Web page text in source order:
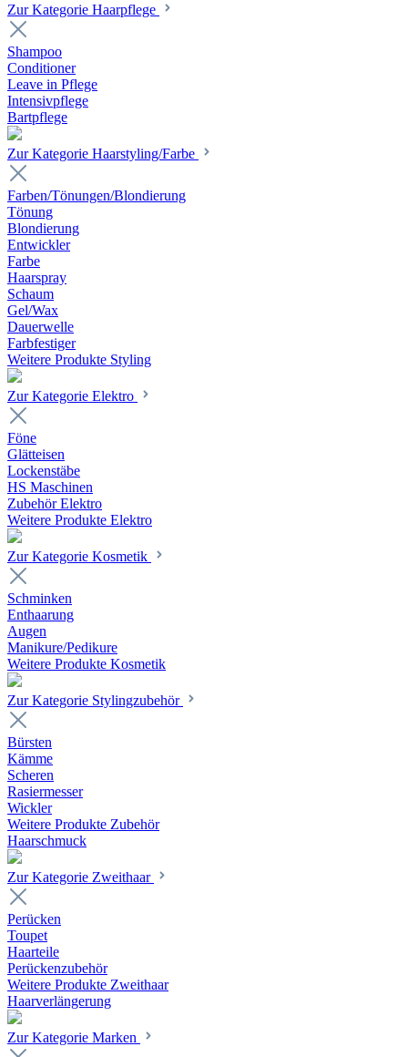
Zur Kategorie Haarpflege
Shampoo
Conditioner
Leave in Pflege
Intensivpflege
Bartpflege
Zur Kategorie Haarstyling/Farbe
Farben/Tönungen/Blondierung
Tönung
Blondierung
Entwickler
Farbe
Haarspray
Schaum
Gel/Wax
Dauerwelle
Farbfestiger
Weitere Produkte Styling
Zur Kategorie Elektro
Föne
Glätteisen
Lockenstäbe
HS Maschinen
Zubehör Elektro
Weitere Produkte Elektro
Zur Kategorie Kosmetik
Schminken
Enthaarung
Augen
Manikure/Pedikure
Weitere Produkte Kosmetik
Zur Kategorie Stylingzubehör
Bürsten
Kämme
Scheren
Rasiermesser
Wickler
Weitere Produkte Zubehör
Haarschmuck
Zur Kategorie Zweithaar
Perücken
Toupet
Haarteile
Perückenzubehör
Weitere Produkte Zweithaar
Haarverlängerung
Zur Kategorie Marken